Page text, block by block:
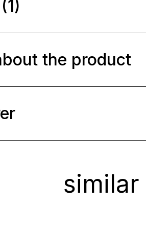
the product
similar